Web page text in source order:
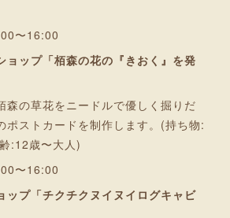
〜16:00
ョップ「栢森の花の『きおく』を発
森の草花をニードルで優しく掘りだ
ポストカードを制作します。(持ち物:
:12歳〜大人)
〜16:00
ップ「チクチクヌイヌイログキャビ